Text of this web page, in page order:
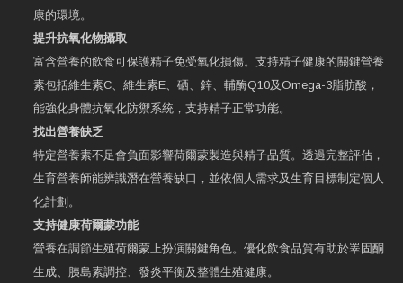
康的環境。
提升抗氧化物攝取
富含營養的飲食可保護精子免受氧化損傷。支持精子健康的關鍵營養
素包括維生素C、維生素E、硒、鋅、輔酶Q10及Omega-3脂肪酸，
能強化身體抗氧化防禦系統，支持精子正常功能。
找出營養缺乏
特定營養素不足會負面影響荷爾蒙製造與精子品質。透過完整評估，
生育營養師能辨識潛在營養缺口，並依個人需求及生育目標制定個人
化計劃。
支持健康荷爾蒙功能
營養在調節生殖荷爾蒙上扮演關鍵角色。優化飲食品質有助於睪固酮
生成、胰島素調控、發炎平衡及整體生殖健康。